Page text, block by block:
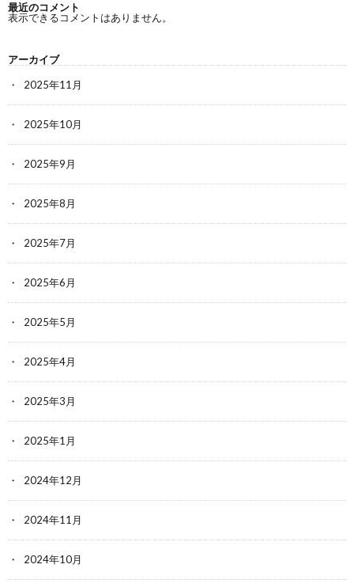
最近のコメント
表示できるコメントはありません。
アーカイブ
2025年11月
2025年10月
2025年9月
2025年8月
2025年7月
2025年6月
2025年5月
2025年4月
2025年3月
2025年1月
2024年12月
2024年11月
2024年10月